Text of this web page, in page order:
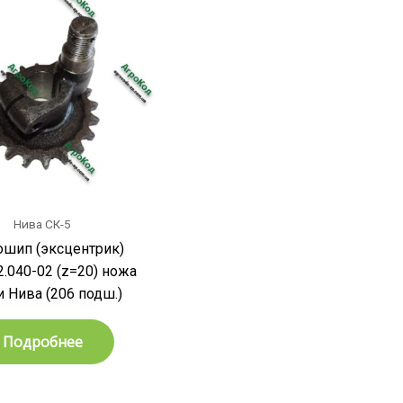
Нива СК-5
(эксцентрик)
02 (z=20) ножа
Нива (206 подш.)
Подробнее